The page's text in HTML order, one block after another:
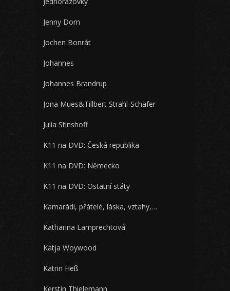
Jenny Dorn
Jochen Bonrát
Johannes
Johannes Brandrup
Jona Mues&Tillbert Strahl-Schäfer
Julia Stinshoff
K11 na DVD: Česká republika
K11 na DVD: Německo
K11 na DVD: Ostatní státy
Kamarádi, přátelé, láska, vztahy,…
Katharina Lamprechtová
Katja Woywood
Katrin Heß
Kerstin Thielemann